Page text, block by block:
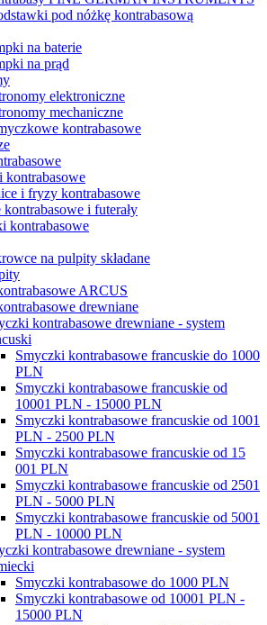
pod nóżkę kontrabasową
na baterie
na prąd
elektroniczne
mechaniczne
kontrabasowe
kontrabasowe
i fryzy kontrabasowe
i futerały
kontrabasowe
na pulpity składane
ARCUS
drewniane
kontrabasowe drewniane - system
Smyczki kontrabasowe francuskie do 1000
PLN
Smyczki kontrabasowe francuskie od
10001 PLN - 15000 PLN
Smyczki kontrabasowe francuskie od 1001
PLN - 2500 PLN
Smyczki kontrabasowe francuskie od 15
001 PLN
Smyczki kontrabasowe francuskie od 2501
PLN - 5000 PLN
Smyczki kontrabasowe francuskie od 5001
PLN - 10000 PLN
kontrabasowe drewniane - system
Smyczki kontrabasowe do 1000 PLN
Smyczki kontrabasowe od 10001 PLN -
15000 PLN